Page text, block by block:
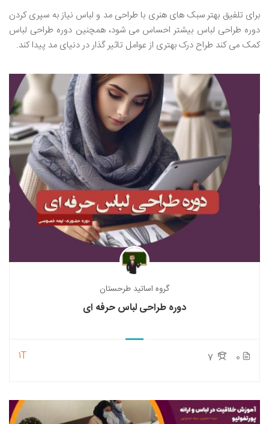
برای تلفیق بهتر سبک های هنری با طراحی مد و لباس نیاز به سپری کردن
دوره طراحی لباس بیشتر احساس می شود، همچنین دوره طراحی لباس
کمک می کند طراح درک بهتری از عوامل تاثیر گذار در دنیای مد پیدا کند.
گروه اساتید طرحستان
دوره طراحی لباس حرفه ای
0
1T